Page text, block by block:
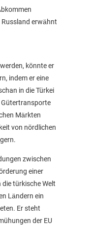
erwähnt
könnte er
indem er eine
in die Türkei
Märkten
von nördlichen
zwischen
einer
türkische Welt
Ländern ein
Er steht
der EU